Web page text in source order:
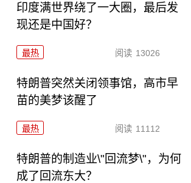
印度满世界绕了一大圈，最后发
现还是中国好？
最热 阅读 13026
特朗普突然关闭领事馆，高市早
苗的美梦该醒了
最热 阅读 11112
特朗普的制造业\"回流梦\"，为何
成了回流东大？